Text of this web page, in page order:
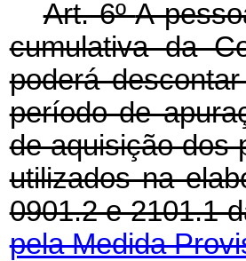
Art. 6ºA
cumulativa da
poderá
período de
de aquisição dos
utilizados na
0901.2 e 2101.1
pela Medida